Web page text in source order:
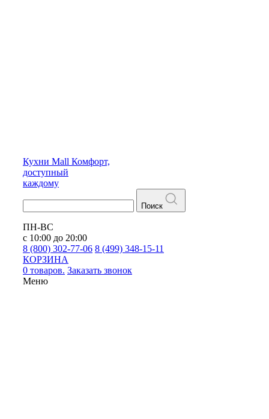
Кухни Mall Комфорт,
доступный
каждому
Поиск
ПН-ВС
с 10:00 до 20:00
8 (800) 302-77-06 8 (499) 348-15-11
КОРЗИНА
0 товаров. Заказать звонок
Меню